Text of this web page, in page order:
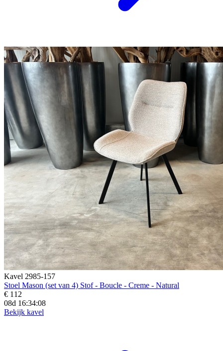
Kavel 2985-157
Stoel Mason (set van 4) Stof - Boucle - Creme - Natural
€ 112
08d 16:34:06
Bekijk kavel